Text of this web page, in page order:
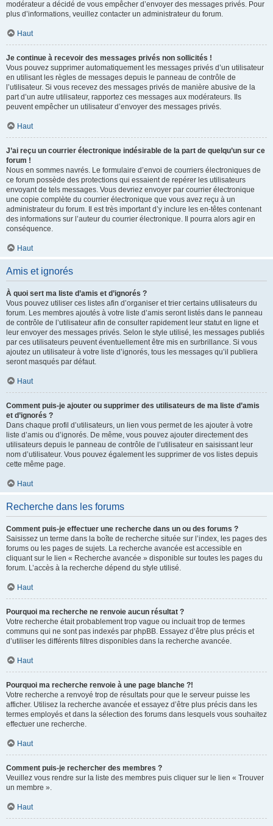
modérateur a décidé de vous empêcher d’envoyer des messages privés. Pour
plus d’informations, veuillez contacter un administrateur du forum.
Haut
Je continue à recevoir des messages privés non sollicités !
Vous pouvez supprimer automatiquement les messages privés d’un utilisateur
en utilisant les règles de messages depuis le panneau de contrôle de
l’utilisateur. Si vous recevez des messages privés de manière abusive de la
part d’un autre utilisateur, rapportez ces messages aux modérateurs. Ils
peuvent empêcher un utilisateur d’envoyer des messages privés.
Haut
J’ai reçu un courrier électronique indésirable de la part de quelqu’un sur ce
forum !
Nous en sommes navrés. Le formulaire d’envoi de courriers électroniques de
ce forum possède des protections qui essaient de repérer les utilisateurs
envoyant de tels messages. Vous devriez envoyer par courrier électronique
une copie complète du courrier électronique que vous avez reçu à un
administrateur du forum. Il est très important d’y inclure les en-têtes contenant
des informations sur l’auteur du courrier électronique. Il pourra alors agir en
conséquence.
Haut
Amis et ignorés
À quoi sert ma liste d’amis et d’ignorés ?
Vous pouvez utiliser ces listes afin d’organiser et trier certains utilisateurs du
forum. Les membres ajoutés à votre liste d’amis seront listés dans le panneau
de contrôle de l’utilisateur afin de consulter rapidement leur statut en ligne et
leur envoyer des messages privés. Selon le style utilisé, les messages publiés
par ces utilisateurs peuvent éventuellement être mis en surbrillance. Si vous
ajoutez un utilisateur à votre liste d’ignorés, tous les messages qu’il publiera
seront masqués par défaut.
Haut
Comment puis-je ajouter ou supprimer des utilisateurs de ma liste d’amis
et d’ignorés ?
Dans chaque profil d’utilisateurs, un lien vous permet de les ajouter à votre
liste d’amis ou d’ignorés. De même, vous pouvez ajouter directement des
utilisateurs depuis le panneau de contrôle de l’utilisateur en saisissant leur
nom d’utilisateur. Vous pouvez également les supprimer de vos listes depuis
cette même page.
Haut
Recherche dans les forums
Comment puis-je effectuer une recherche dans un ou des forums ?
Saisissez un terme dans la boîte de recherche située sur l’index, les pages des
forums ou les pages de sujets. La recherche avancée est accessible en
cliquant sur le lien « Recherche avancée » disponible sur toutes les pages du
forum. L’accès à la recherche dépend du style utilisé.
Haut
Pourquoi ma recherche ne renvoie aucun résultat ?
Votre recherche était probablement trop vague ou incluait trop de termes
communs qui ne sont pas indexés par phpBB. Essayez d’être plus précis et
d’utiliser les différents filtres disponibles dans la recherche avancée.
Haut
Pourquoi ma recherche renvoie à une page blanche ?!
Votre recherche a renvoyé trop de résultats pour que le serveur puisse les
afficher. Utilisez la recherche avancée et essayez d’être plus précis dans les
termes employés et dans la sélection des forums dans lesquels vous souhaitez
effectuer une recherche.
Haut
Comment puis-je rechercher des membres ?
Veuillez vous rendre sur la liste des membres puis cliquer sur le lien « Trouver
un membre ».
Haut